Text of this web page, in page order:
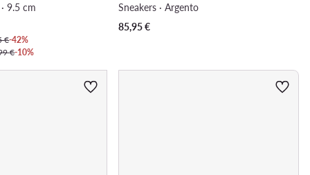
9.5 cm
€-42%
€-10%
Sneakers · Argento
85,95€